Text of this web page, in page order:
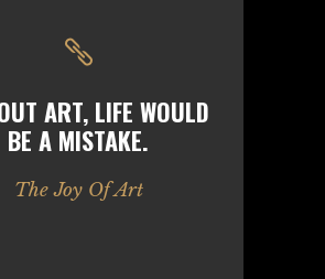
ART, LIFE WOULD
BE A MISTAKE.
The Joy Of Art